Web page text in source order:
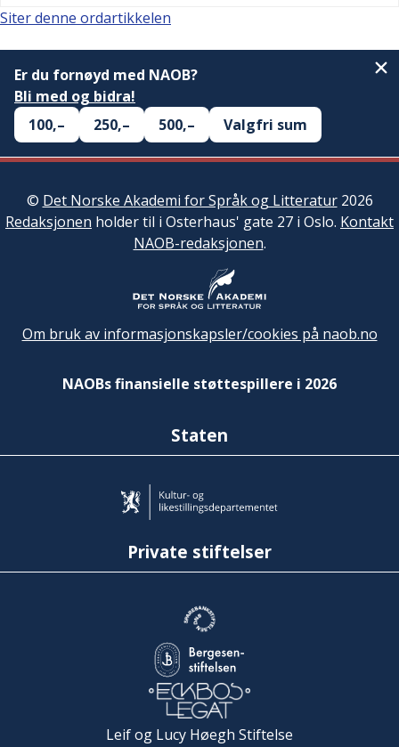
Siter denne ordartikkelen
Er du fornøyd med NAOB?
Bli med og bidra!
100,–
250,– 500,– Valgfri sum
© Det Norske Akademi for Språk og Litteratur2026
Redaksjonen holder til i Osterhaus' gate 27 i Oslo. Kontakt
NAOB-redaksjonen.
Om bruk av informasjonskapsler/cookies på naob.no
NAOBs finansielle støttespillere i 2026
Staten
Private stiftelser
Leif og Lucy Høegh Stiftelse